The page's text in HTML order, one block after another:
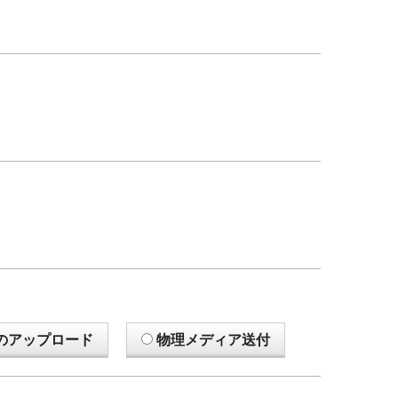
アップロード 物理メディア送付